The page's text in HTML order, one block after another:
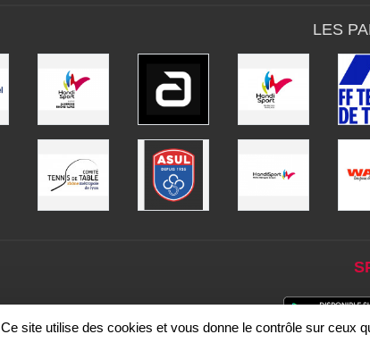
LES
Ce site utilise des cookies et vous donne le contrôle sur ceux